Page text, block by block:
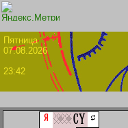
07.08.2026
23:42